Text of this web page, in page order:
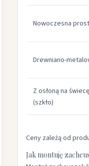
Nowoczesna
Drewniano-
Z osłoną na świecę
(szkło)
Ceny zależą od
Jak montuję